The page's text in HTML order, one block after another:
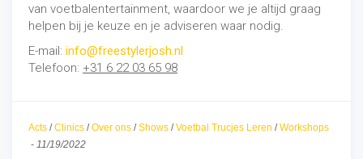
van voetbalentertainment, waardoor we je altijd graag
helpen bij je keuze en je adviseren waar nodig.
E-mail: info@freestylerjosh.nl
Telefoon: +31 6 22 03 65 98
Acts /Clinics /Over ons /Shows /Voetbal Trucjes Leren /Workshops
- 11/19/2022